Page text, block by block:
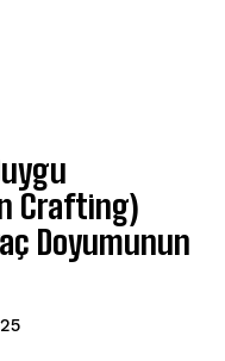
Crafting)
Doyumunun